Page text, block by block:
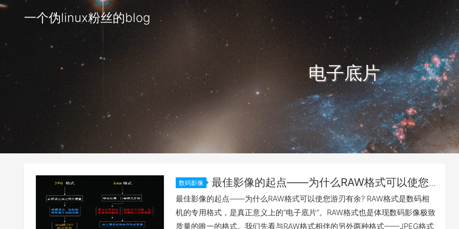
一个伪linux粉丝的blog
电子底片
数码影像
最佳影像的起点——为什么RAW格式可以使您
游刃有余?
最佳影像的起点——为什么RAW格式可以使您游刃有余? RAW格式是数码相
机的专用格式，是真正意义上的“电子底片”。RAW格式也是体现数码影像极致
质量的唯一的格式。我们先看与RAW格式相伴的另外两种格式——JPEG格式